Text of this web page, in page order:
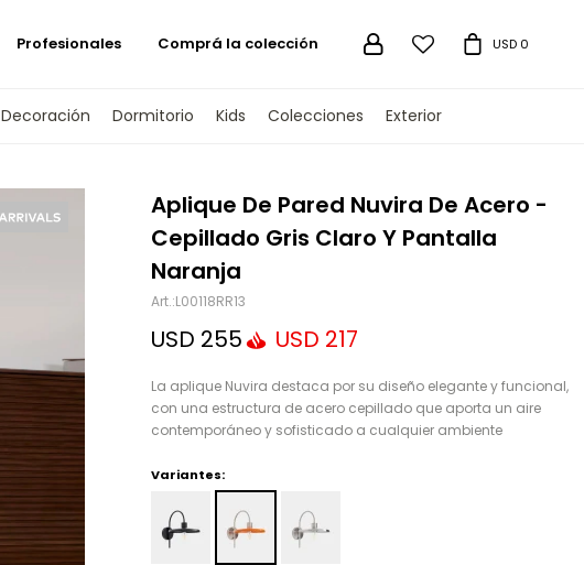
Decoración Dormitorio Kids Colecciones Exterior
 USD 0
Profesionales Comprá la colección
Aplique De Pared Nuvira De Acero -
Cepillado Gris Claro Y Pantalla
Naranja
L00118RR13
USD 255 USD 217
La aplique Nuvira destaca por su diseño elegante y funcional,
con una estructura de acero cepillado que aporta un aire
contemporáneo y sofisticado a cualquier ambiente
Variantes: